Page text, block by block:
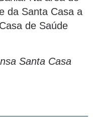
da Santa Casa a
de Saúde
Santa Casa